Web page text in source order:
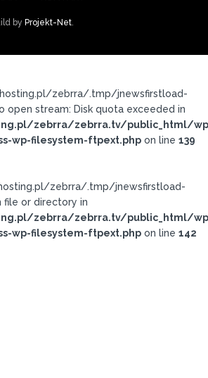
by Projekt-Net.
zebrra/.tmp/jnewsfirstload-
open stream: Disk quota exceeded in
zebrra/zebrra.tv/public_html/
wp-filesystem-ftpext.php on line 139
zebrra/.tmp/jnewsfirstload-
file or directory in
zebrra/zebrra.tv/public_html/
wp-filesystem-ftpext.php on line 142